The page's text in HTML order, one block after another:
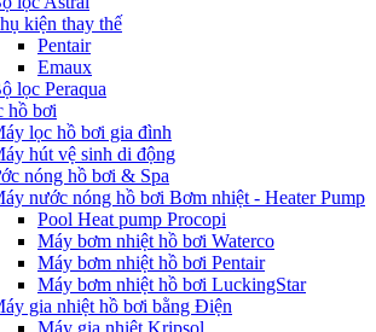
kiện thay thế
Pentair
Emaux
lọc Peraqua
hồ bơi
lọc hồ bơi gia đình
hút vệ sinh di động
nóng hồ bơi & Spa
nước nóng hồ bơi Bơm nhiệt - Heater Pump
Pool Heat pump Procopi
Máy bơm nhiệt hồ bơi Waterco
Máy bơm nhiệt hồ bơi Pentair
Máy bơm nhiệt hồ bơi LuckingStar
gia nhiệt hồ bơi bằng Điện
Máy gia nhiệt Kripsol